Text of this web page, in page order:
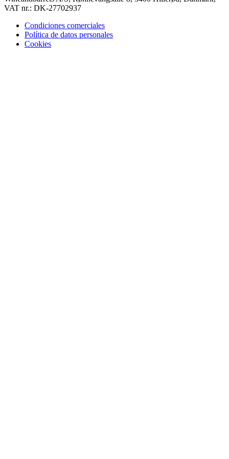
VAT nr.: DK-27702937
Condiciones comerciales
Política de datos personales
Cookies